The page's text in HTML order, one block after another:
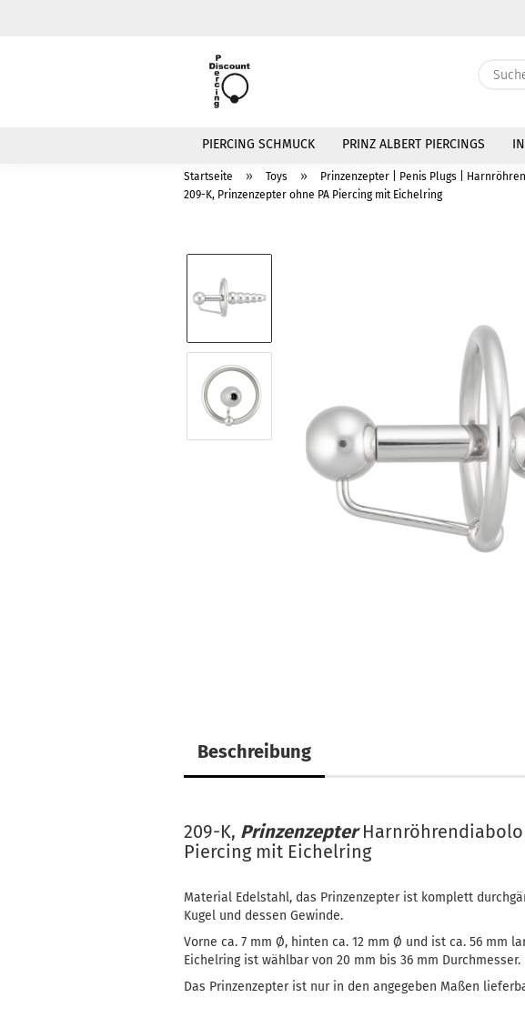
PIERCING SCHMUCK PRINZ ALBERT PIERCINGS
Startseite » Toys » Prinzenzepter | Penis Plugs |
209-K, Prinzenzepter ohne PA Piercing mit Eichelring
Beschreibung
209-K, Prinzenzepter
Piercing mit Eichelring
Material Edelstahl, das Prinzenzepter ist komplett
Kugel und dessen Gewinde.
Vorne ca. 7 mm Ø, hinten ca. 12 mm Ø und ist ca. 56 mm
Eichelring ist wählbar von 20 mm bis 36 mm Durchmesser.
Das Prinzenzepter ist nur in den angegeben Maßen